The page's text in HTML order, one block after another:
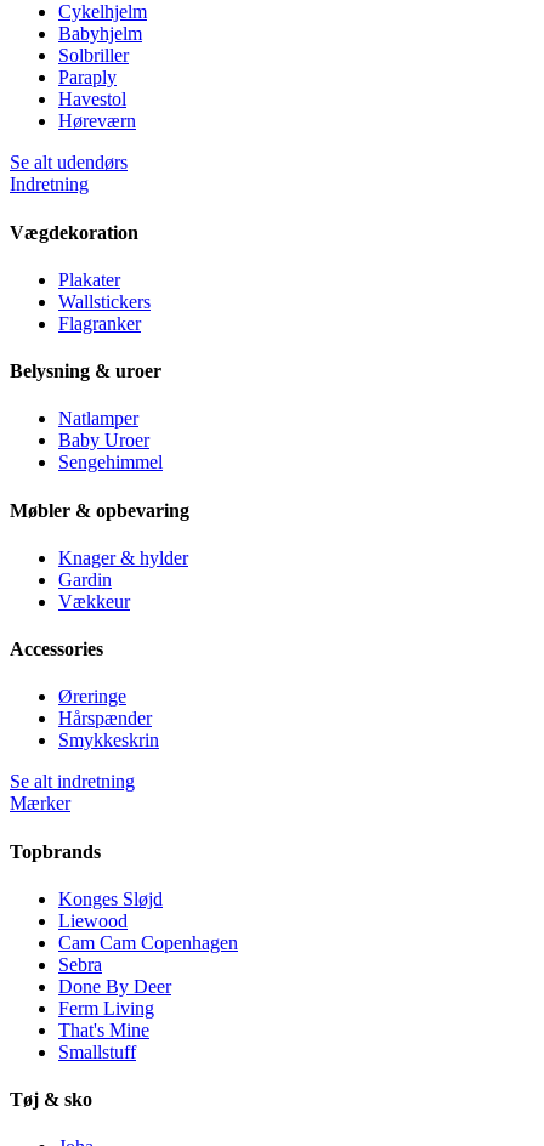
Cykelhjelm
Babyhjelm
Solbriller
Paraply
Havestol
Høreværn
Se alt udendørs
Indretning
Vægdekoration
Plakater
Wallstickers
Flagranker
Belysning & uroer
Natlamper
Baby Uroer
Sengehimmel
Møbler & opbevaring
Knager & hylder
Gardin
Vækkeur
Accessories
Øreringe
Hårspænder
Smykkeskrin
Se alt indretning
Mærker
Topbrands
Konges Sløjd
Liewood
Cam Cam Copenhagen
Sebra
Done By Deer
Ferm Living
That's Mine
Smallstuff
Tøj & sko